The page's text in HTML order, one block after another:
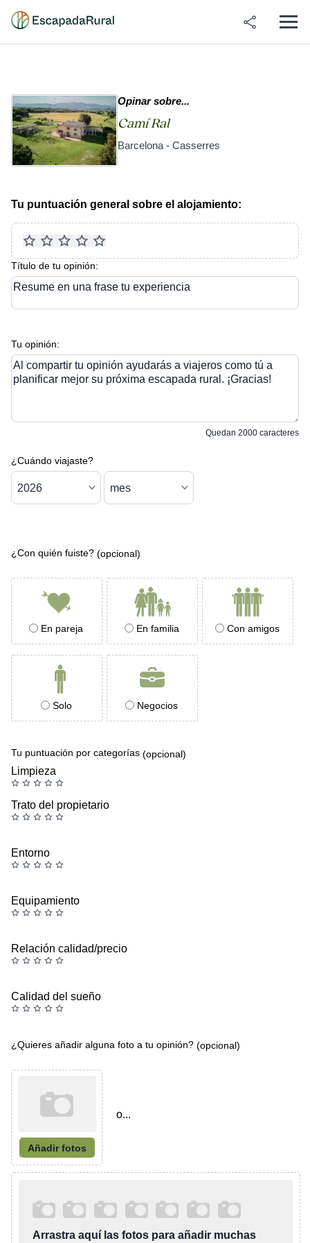
Opinar sobre...
Camí Ral
Barcelona - Casserres
Tu puntuación general sobre el alojamiento:
Título de tu opinión:
Resume en una frase tu experiencia
Tu opinión:
Al compartir tu opinión ayudarás a viajeros como tú a
planificar mejor su próxima escapada rural. ¡Gracias!
Quedan 2000 caracteres
¿Cuándo viajaste?
¿Con quién fuiste? (opcional)
En pareja En familia Con amigos
Solo Negocios
Tu puntuación por categorías (opcional)
Limpieza
Trato del propietario
Entorno
Equipamiento
Relación calidad/precio
Calidad del sueño
¿Quieres añadir alguna foto a tu opinión? (opcional)
Añadir fotos
o...
Arrastra aquí las fotos para añadir muchas